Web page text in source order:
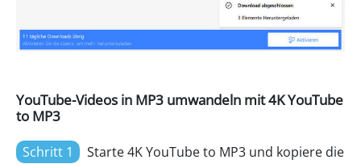
YouTube-Videos in MP3 umwandeln mit 4K YouTube
to MP3
Schritt 1
Starte 4K YouTube to MP3 und kopiere die